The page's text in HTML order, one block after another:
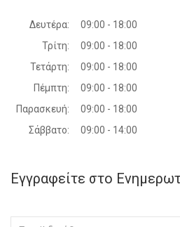
Δευτέρα:
09:00 - 18:00
Τρίτη:
09:00 - 18:00
Τετάρτη:
09:00 - 18:00
Πέμπτη:
09:00 - 18:00
Παρασκευή:
09:00 - 18:00
Σάββατο:
09:00 - 14:00
Εγγραφείτε στο